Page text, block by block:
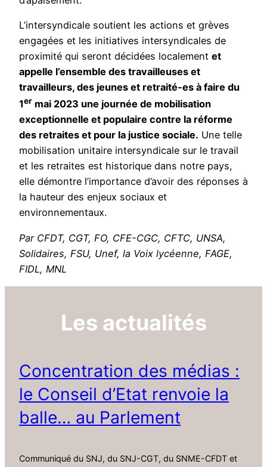
L’intersyndicale soutient les actions et grèves
engagées et les initiatives intersyndicales de
proximité qui seront décidées localement et
appelle l’ensemble des travailleuses et
travailleurs, des jeunes et retraité-es à faire du
1er mai 2023 une journée de mobilisation
exceptionnelle et populaire contre la réforme
des retraites et pour la justice sociale. Une telle
mobilisation unitaire intersyndicale sur le travail
et les retraites est historique dans notre pays,
elle démontre l’importance d’avoir des réponses à
la hauteur des enjeux sociaux et
environnementaux.
Par CFDT, CGT, FO, CFE-CGC, CFTC, UNSA,
Solidaires, FSU, Unef, la Voix lycéenne, FAGE,
FIDL, MNL
Les actualités
Concentration des médias :
le Conseil d’Etat renvoie la
balle… au Parlement
Communiqué du SNJ, du SNJ-CGT, du SNME-CFDT et